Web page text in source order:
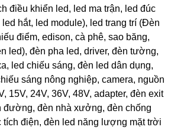
điều khiển led, led ma trận, led đúc
led hắt, led module), led trang trí (Đèn
điểm, edison, cà phê, sao băng,
led), đèn pha led, driver, đèn tường,
led chiếu sáng, đèn led dân dụng,
sáng nông nghiệp, camera, nguồn
15V, 24V, 36V, 48V, adapter, đèn exit
đường, đèn nhà xưởng, đèn chống
tích điện, đèn led năng lượng mặt trời